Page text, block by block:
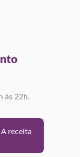
às 22h.
receita